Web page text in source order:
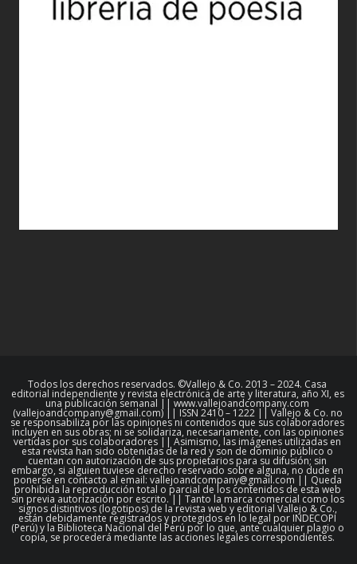
Todos los derechos reservados. ©Vallejo & Co. 2013 – 2024. Casa
editorial independiente y revista electrónica de arte y literatura, año XI, es
una publicación semanal || www.vallejoandcompany.com
(vallejoandcompany@gmail.com) || ISSN 2410 – 1222 || Vallejo & Co. no
se responsabiliza por las opiniones ni contenidos que sus colaboradores
incluyen en sus obras; ni se solidariza, necesariamente, con las opiniones
vertidas por sus colaboradores || Asimismo, las imágenes utilizadas en
esta revista han sido obtenidas de la red y son de dominio público o
cuentan con autorización de sus propietarios para su difusión; sin
embargo, si alguien tuviese derecho reservado sobre alguna, no dude en
ponerse en contacto al email: vallejoandcompany@gmail.com || Queda
prohibida la reproducción total o parcial de los contenidos de esta web
sin previa autorización por escrito. || Tanto la marca comercial como los
signos distintivos (logotipos) de la revista web y editorial Vallejo & Co.,
están debidamente registrados y protegidos en lo legal por INDECOPI
(Perú) y la Biblioteca Nacional del Perú por lo que, ante cualquier plagio o
copia, se procederá mediante las acciones legales correspondientes.